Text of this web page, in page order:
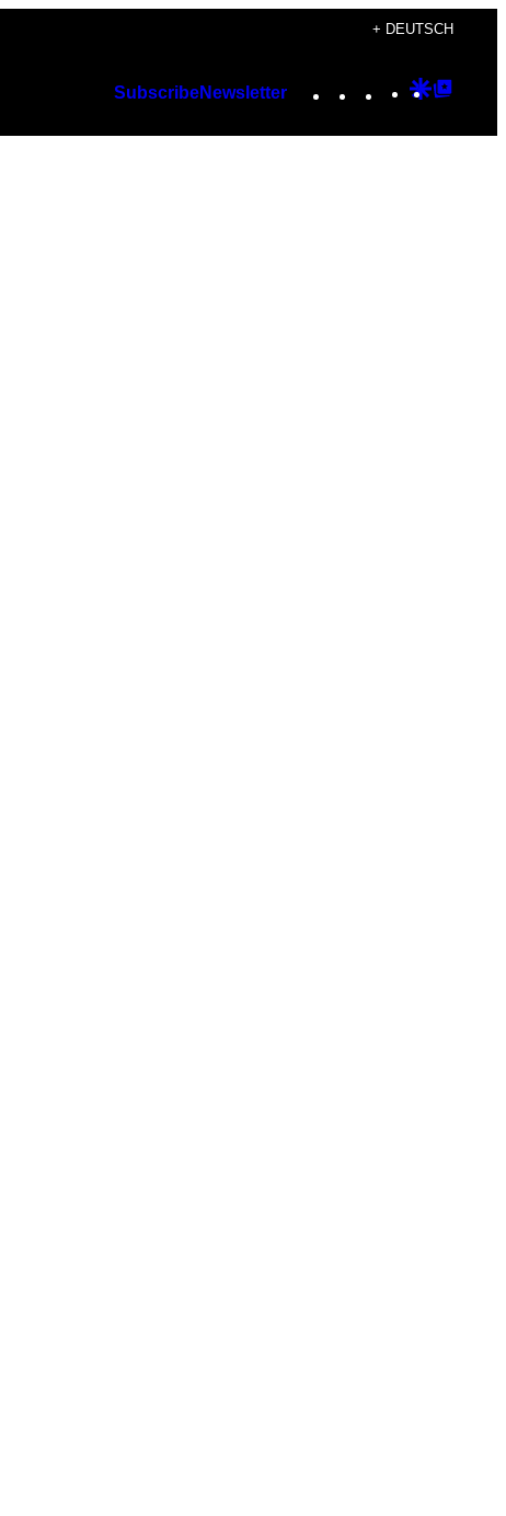
+ DEUTSCH
SubscribeNewsletter Instagram
TikTok
YouTube
Google